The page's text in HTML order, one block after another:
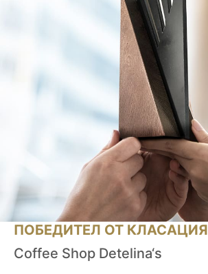
ПОБЕДИТЕЛ ОТ
Coffee Shop Detelina‘s